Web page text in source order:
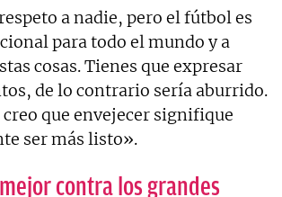
a nadie, pero el fútbol es
para todo el mundo y a
cosas. Tienes que expresar
de lo contrario sería aburrido.
que envejecer signifique
ser más listo».
contra los grandes